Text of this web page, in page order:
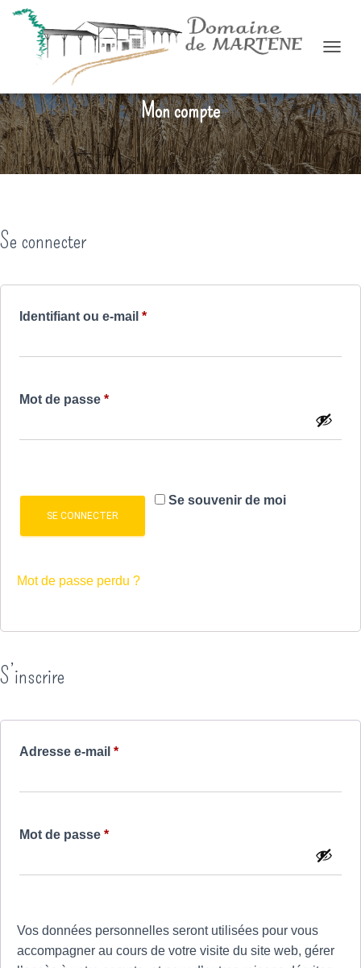
Mon compte
Se connecter
Identifiant ou e-mail *Obligatoire
Mot de passe *Obligatoire
Se souvenir de moi
SE CONNECTER
Mot de passe perdu ?
S’inscrire
Adresse e-mail *Obligatoire
Mot de passe *Obligatoire
Vos données personnelles seront utilisées pour vous
accompagner au cours de votre visite du site web, gérer